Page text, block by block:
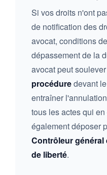
Si vos droits n'ont
de notification des
avocat, conditions
dépassement de la
avocat peut
procéduredevant
entraîner
tous les actes qui
également déposer
Contrôleur
de liberté.